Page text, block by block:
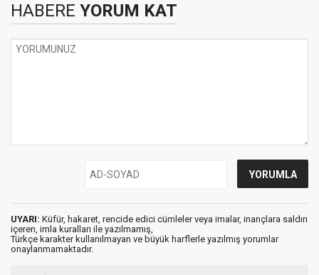
HABERE YORUM KAT
UYARI: Küfür, hakaret, rencide edici cümleler veya imalar, inançlara saldırı
içeren, imla kuralları ile yazılmamış,
Türkçe karakter kullanılmayan ve büyük harflerle yazılmış yorumlar
onaylanmamaktadır.